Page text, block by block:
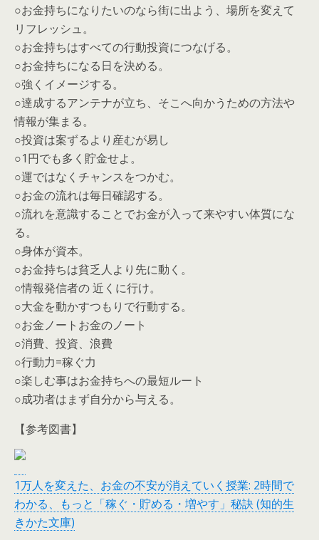
○お金持ちになりたいのなら街に出よう、場所を変えて
リフレッシュ。
○お金持ちはすべての行動投資につなげる。
○お金持ちになる日を決める。
○強くイメージする。
○達成するアンテナが立ち、そこへ向かうための方法や
情報が集まる。
○投資は案ずるより産むが易し
○1円でも多く貯金せよ。
○運ではなくチャンスをつかむ。
○お金の流れは毎日確認する。
○流れを意識することでお金が入って来やすい体質にな
る。
○身体が資本。
○お金持ちは貧乏人より先に動く。
○情報発信者の 近くに行け。
○大金を動かすつもりで行動する。
○お金ノートお金のノート
○消費、投資、浪費
○行動力=稼ぐ力
○楽しむ事はお金持ちへの最短ルート
○成功者はまず自分から与える。
【参考図書】
1万人を変えた、お金の不安が消えていく授業: 2時間で
わかる、もっと「稼ぐ・貯める・増やす」秘訣 (知的生
きかた文庫)